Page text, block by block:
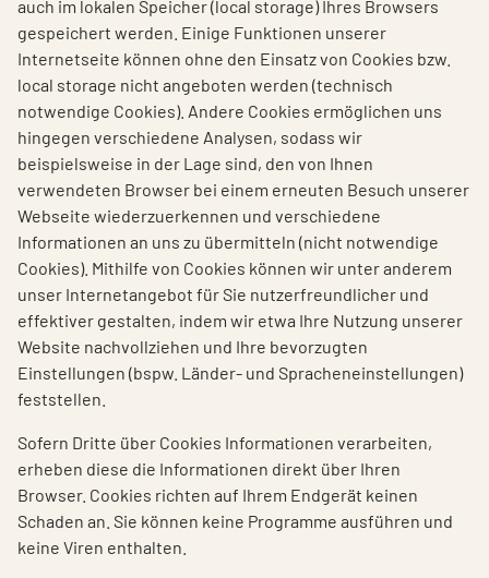
auch im lokalen Speicher (local storage) Ihres Browsers
gespeichert werden. Einige Funktionen unserer
Internetseite können ohne den Einsatz von Cookies bzw.
local storage nicht angeboten werden (technisch
notwendige Cookies). Andere Cookies ermöglichen uns
hingegen verschiedene Analysen, sodass wir
beispielsweise in der Lage sind, den von Ihnen
verwendeten Browser bei einem erneuten Besuch unserer
Webseite wiederzuerkennen und verschiedene
Informationen an uns zu übermitteln (nicht notwendige
Cookies). Mithilfe von Cookies können wir unter anderem
unser Internetangebot für Sie nutzerfreundlicher und
effektiver gestalten, indem wir etwa Ihre Nutzung unserer
Website nachvollziehen und Ihre bevorzugten
Einstellungen (bspw. Länder- und Spracheneinstellungen)
feststellen.
Sofern Dritte über Cookies Informationen verarbeiten,
erheben diese die Informationen direkt über Ihren
Browser. Cookies richten auf Ihrem Endgerät keinen
Schaden an. Sie können keine Programme ausführen und
keine Viren enthalten.